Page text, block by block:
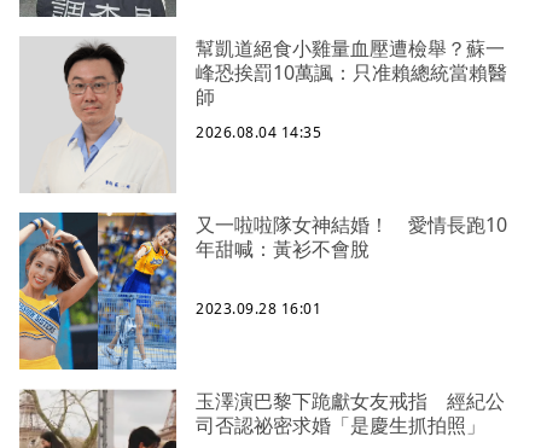
幫凱道絕食小雞量血壓遭檢舉？蘇一
峰恐挨罰10萬諷：只准賴總統當賴醫
師
2026.08.04 14:35
又一啦啦隊女神結婚！ 愛情長跑10
年甜喊：黃衫不會脫
2023.09.28 16:01
玉澤演巴黎下跪獻女友戒指 經紀公
司否認祕密求婚「是慶生抓拍照」